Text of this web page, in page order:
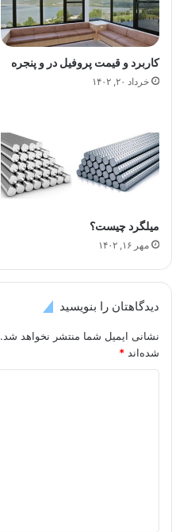
کاربرد و قیمت پروفیل در و پنجره
خرداد ۲۰, ۱۴۰۲
میلگرد چیست؟
مهر ۱۶, ۱۴۰۲
دیدگاهتان را بنویسید
نشانی ایمیل شما منتشر نخواهد شد.
شده‌اند *